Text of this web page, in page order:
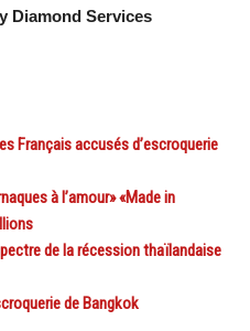
Diamond Services
Français accusés d’escroquerie
à l’amour» «Made in
de la récession thaïlandaise
de Bangkok